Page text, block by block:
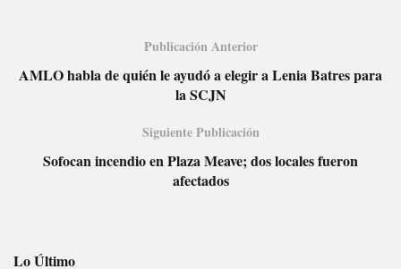
Publicación Anterior
AMLO habla de quién le ayudó a elegir a Lenia Batres para
la SCJN
Siguiente Publicación
Sofocan incendio en Plaza Meave; dos locales fueron
afectados
Lo Último